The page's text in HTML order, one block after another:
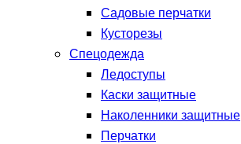
Садовые перчатки
Кусторезы
Спецодежда
Ледоступы
Каски защитные
Наколенники защитные
Перчатки